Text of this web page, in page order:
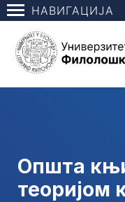
НАВИГАЦИЈА
Општа
теоријом